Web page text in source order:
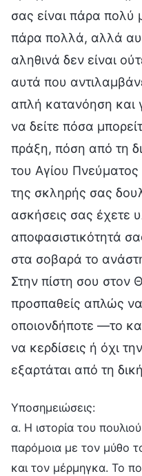
σας είναι πάρα πολύ
πάρα πολλά, αλλά
αληθινά δεν είναι
αυτά που
απλή κατανόηση και
να δείτε πόσα
πράξη, πόση από τη
του Αγίου
της σκληρής σας
ασκήσεις σας έχετε
αποφασιστικότητά
στα σοβαρά το
Στην πίστη σου στον
προσπαθείς απλώς να
οποιονδήποτε —το
να κερδίσεις ή όχι
εξαρτάται από τη
Υποσημειώσεις:
α. Η ιστορία του
παρόμοια με τον μύθο
και τον μέρμηγκα. Το